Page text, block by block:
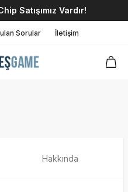
Satışımız Vardır!
Sorular İletişim
Hakkında